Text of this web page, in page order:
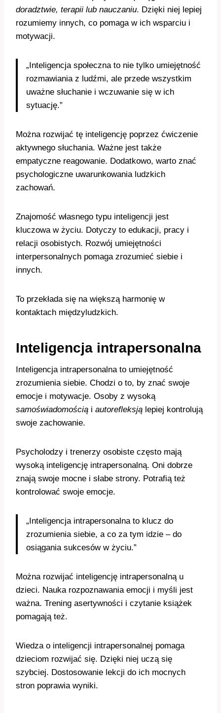
doradztwie, terapii lub nauczaniu. Dzięki niej lepiej
rozumiemy innych, co pomaga w ich wsparciu i
motywacji.
„Inteligencja społeczna to nie tylko umiejętność
rozmawiania z ludźmi, ale przede wszystkim
uważne słuchanie i wczuwanie się w ich
sytuację.”
Można rozwijać tę inteligencję poprzez ćwiczenie
aktywnego słuchania. Ważne jest także
empatyczne reagowanie. Dodatkowo, warto znać
psychologiczne uwarunkowania ludzkich
zachowań.
Znajomość własnego typu inteligencji jest
kluczowa w życiu. Dotyczy to edukacji, pracy i
relacji osobistych. Rozwój umiejętności
interpersonalnych pomaga zrozumieć siebie i
innych.
To przekłada się na większą harmonię w
kontaktach międzyludzkich.
Inteligencja intrapersonalna
Inteligencja intrapersonalna to umiejętność
zrozumienia siebie. Chodzi o to, by znać swoje
emocje i motywacje. Osoby z wysoką
samoświadomością i autorefleksją lepiej kontrolują
swoje zachowanie.
Psycholodzy i trenerzy osobiste często mają
wysoką inteligencję intrapersonalną. Oni dobrze
znają swoje mocne i słabe strony. Potrafią też
kontrolować swoje emocje.
„Inteligencja intrapersonalna to klucz do
zrozumienia siebie, a co za tym idzie – do
osiągania sukcesów w życiu.”
Można rozwijać inteligencję intrapersonalną u
dzieci. Nauka rozpoznawania emocji i myśli jest
ważna. Trening asertywności i czytanie książek
pomagają też.
Wiedza o inteligencji intrapersonalnej pomaga
dzieciom rozwijać się. Dzięki niej uczą się
szybciej. Dostosowanie lekcji do ich mocnych
stron poprawia wyniki.